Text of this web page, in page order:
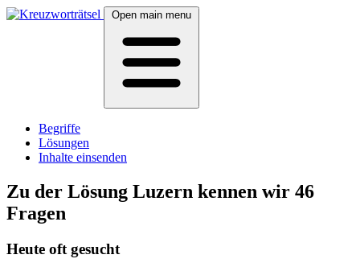
Open main menu
Begriffe
Lösungen
Inhalte einsenden
Zu der Lösung Luzern kennen wir 46
Fragen
Heute oft gesucht